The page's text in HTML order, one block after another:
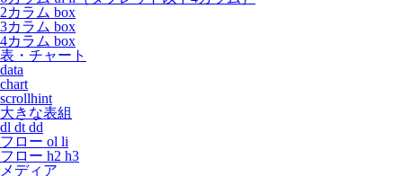
2カラム box
3カラム box
4カラム box
表・チャート
data
chart
scrollhint
大きな表組
dl dt dd
フロー ol li
フロー h2 h3
メディア